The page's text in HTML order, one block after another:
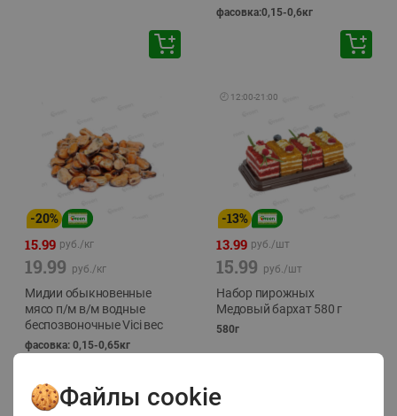
фасовка:0,15-0,6кг
-20%
15.99 руб./кг
19.99 руб./кг
Мидии обыкновенные
мясо п/м в/м водные
беспозвоночные Vici вес
фасовка: 0,15-0,65кг
🕘 12:00-21:00
-13%
13.99 руб./шт
15.99 руб./шт
Набор пирожных
Медовый бархат 580 г
580г
Файлы cookie